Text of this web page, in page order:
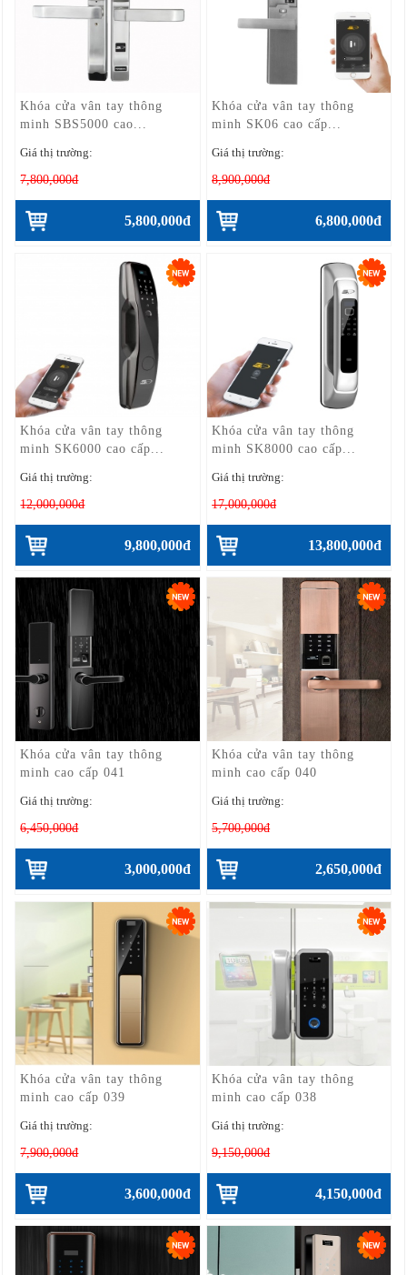
Khóa cửa vân tay thông
minh SBS5000 cao...
Giá thị trường:
7,800,000đ
5,800,000đ
Khóa cửa vân tay thông
minh SK06 cao cấp...
Giá thị trường:
8,900,000đ
6,800,000đ
Khóa cửa vân tay thông
minh SK6000 cao cấp...
Giá thị trường:
12,000,000đ
9,800,000đ
Khóa cửa vân tay thông
minh SK8000 cao cấp...
Giá thị trường:
17,000,000đ
13,800,000đ
Khóa cửa vân tay thông
minh cao cấp 041
Giá thị trường:
6,450,000đ
3,000,000đ
Khóa cửa vân tay thông
minh cao cấp 040
Giá thị trường:
5,700,000đ
2,650,000đ
Khóa cửa vân tay thông
minh cao cấp 039
Giá thị trường:
7,900,000đ
3,600,000đ
Khóa cửa vân tay thông
minh cao cấp 038
Giá thị trường:
9,150,000đ
4,150,000đ